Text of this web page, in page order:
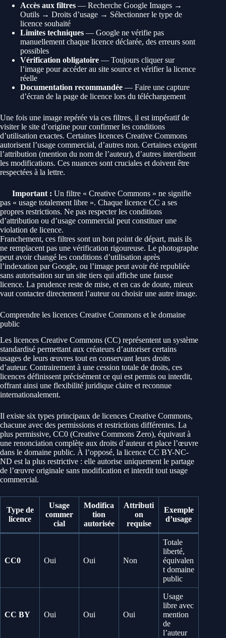
Accès aux filtres — Recherche Google Images →
Outils → Droits d’usage → Sélectionner le type de
licence souhaité
Limites techniques — Google ne vérifie pas
manuellement chaque licence déclarée, des erreurs sont
possibles
Vérification obligatoire — Toujours cliquer sur
l’image pour accéder au site source et vérifier la licence
réelle
Documentation recommandée — Faire une capture
d’écran de la page de licence lors du téléchargement
Une fois une image repérée via ces filtres, il est impératif de
visiter le site d’origine pour confirmer les conditions
d’utilisation exactes. Certaines licences Creative Commons
autorisent l’usage commercial, d’autres non. Certaines exigent
l’attribution (mention du nom de l’auteur), d’autres interdisent
les modifications. Ces nuances sont cruciales et doivent être
respectées à la lettre.
Important : Un filtre « Creative Commons » ne signifie
pas « usage totalement libre ». Chaque licence CC a ses
propres restrictions. Ne pas respecter les conditions
d’attribution ou d’usage commercial peut constituer une
violation de licence.
Franchement, ces filtres sont un bon point de départ, mais ils
ne remplacent pas une vérification rigoureuse. Le photographe
peut avoir changé les conditions d’utilisation après
l’indexation par Google, ou l’image peut avoir été republiée
sans autorisation sur un site tiers qui affiche une fausse
licence. La prudence reste de mise, et en cas de doute, mieux
vaut contacter directement l’auteur ou choisir une autre image.
Comprendre les licences Creative Commons et le domaine
public
Les licences Creative Commons (CC) représentent un système
standardisé permettant aux créateurs d’autoriser certains
usages de leurs œuvres tout en conservant leurs droits
d’auteur. Contrairement à une cession totale de droits, ces
licences définissent précisément ce qui est permis ou interdit,
offrant ainsi une flexibilité juridique claire et reconnue
internationalement.
Il existe six types principaux de licences Creative Commons,
chacune avec des permissions et restrictions différentes. La
plus permissive, CC0 (Creative Commons Zero), équivaut à
une renonciation complète aux droits d’auteur et place l’œuvre
dans le domaine public. À l’opposé, la licence CC BY-NC-
ND est la plus restrictive : elle autorise uniquement le partage
de l’œuvre originale sans modification et interdit tout usage
commercial.
Type de
licence
Usage
commer
cial
Modifica
tion
autorisée
Attributi
on
requise
Exemple
d’usage
CC0 Oui Oui Non
Totale
liberté,
équivalen
t domaine
public
CC BY Oui Oui Oui
Usage
libre avec
mention
de
l’auteur